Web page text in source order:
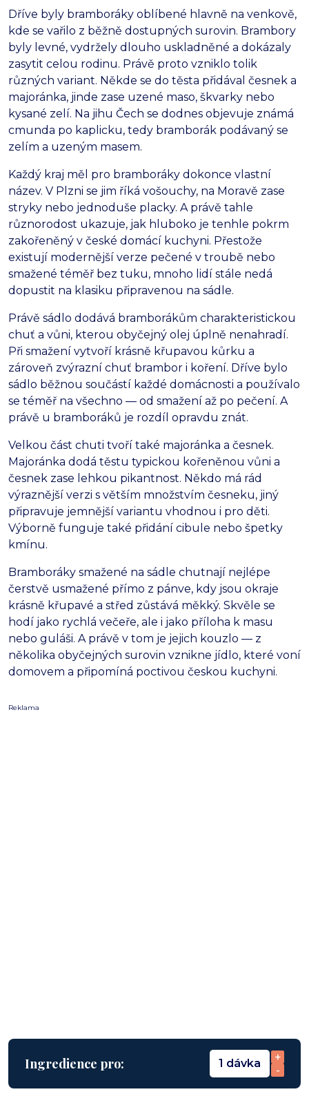
Dříve byly bramboráky oblíbené hlavně na venkově,
kde se vařilo z běžně dostupných surovin. Brambory
byly levné, vydržely dlouho uskladněné a dokázaly
zasytit celou rodinu. Právě proto vzniklo tolik
různých variant. Někde se do těsta přidával česnek a
majoránka, jinde zase uzené maso, škvarky nebo
kysané zelí. Na jihu Čech se dodnes objevuje známá
cmunda po kaplicku, tedy bramborák podávaný se
zelím a uzeným masem.
Každý kraj měl pro bramboráky dokonce vlastní
název. V Plzni se jim říká vošouchy, na Moravě zase
stryky nebo jednoduše placky. A právě tahle
různorodost ukazuje, jak hluboko je tenhle pokrm
zakořeněný v české domácí kuchyni. Přestože
existují modernější verze pečené v troubě nebo
smažené téměř bez tuku, mnoho lidí stále nedá
dopustit na klasiku připravenou na sádle.
Právě sádlo dodává bramborákům charakteristickou
chuť a vůni, kterou obyčejný olej úplně nenahradí.
Při smažení vytvoří krásně křupavou kůrku a
zároveň zvýrazní chuť brambor i koření. Dříve bylo
sádlo běžnou součástí každé domácnosti a používalo
se téměř na všechno — od smažení až po pečení. A
právě u bramboráků je rozdíl opravdu znát.
Velkou část chuti tvoří také majoránka a česnek.
Majoránka dodá těstu typickou kořeněnou vůni a
česnek zase lehkou pikantnost. Někdo má rád
výraznější verzi s větším množstvím česneku, jiný
připravuje jemnější variantu vhodnou i pro děti.
Výborně funguje také přidání cibule nebo špetky
kmínu.
Bramboráky smažené na sádle chutnají nejlépe
čerstvě usmažené přímo z pánve, kdy jsou okraje
krásně křupavé a střed zůstává měkký. Skvěle se
hodí jako rychlá večeře, ale i jako příloha k masu
nebo guláši. A právě v tom je jejich kouzlo — z
několika obyčejných surovin vznikne jídlo, které voní
domovem a připomíná poctivou českou kuchyni.
Reklama
Ingredience pro: 1 dávka
+
-